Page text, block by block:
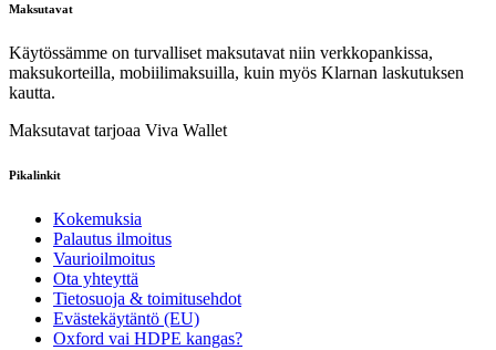
Maksutavat
Käytössämme on turvalliset maksutavat niin verkkopankissa,
maksukorteilla, mobiilimaksuilla, kuin myös Klarnan laskutuksen
kautta.
Maksutavat tarjoaa Viva Wallet
Pikalinkit
Kokemuksia
Palautus ilmoitus
Vaurioilmoitus
Ota yhteyttä
Tietosuoja & toimitusehdot
Evästekäytäntö (EU)
Oxford vai HDPE kangas?